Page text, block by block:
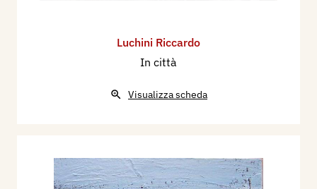
Luchini Riccardo
In città
Visualizza scheda